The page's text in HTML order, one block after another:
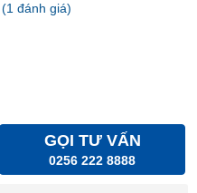
(1 đánh giá)
GỌI TƯ VẤN
0256 222 8888